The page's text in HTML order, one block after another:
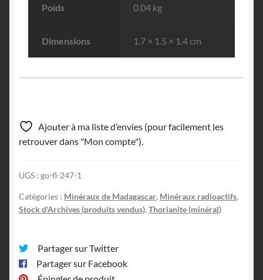
Poids 0.04 kg
Dimensions 1.7 × 1.5 × 1.4 cm
Ajouter à ma liste d’envies (pour facilement les
retrouver dans "Mon compte").
UGS : go-fl-247-1
Catégories : Minéraux de Madagascar, Minéraux radioactifs,
Stock d'Archives (produits vendus), Thorianite (minéral)
Partager sur Twitter
Partager sur Facebook